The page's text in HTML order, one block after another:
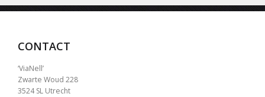
CONTACT
‘ViaNell’
Zwarte Woud 228
3524 SL Utrecht